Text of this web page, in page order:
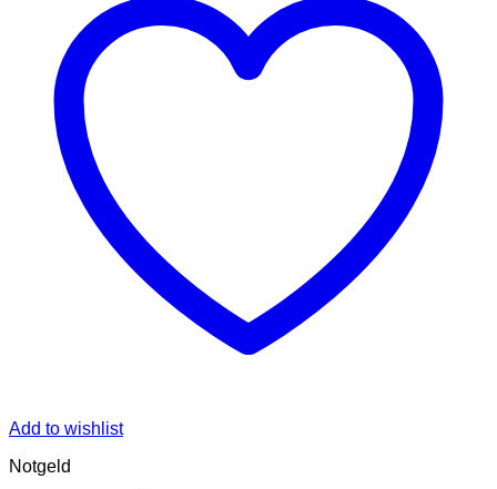
Add to wishlist
Notgeld